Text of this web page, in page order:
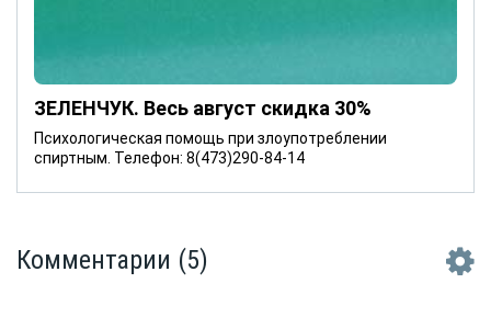
ЗЕЛЕНЧУК. Весь август скидка 30%
Психологическая помощь при злоупотреблении
спиртным. Телефон: 8(473)290-84-14
Комментарии (5)